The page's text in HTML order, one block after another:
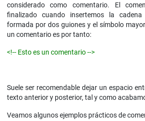
considerado como comentario. El
finalizado cuando insertemos la
formada por dos guiones y el símbolo
un comentario es por tanto:
<!-- Esto es un comentario -->
Suele ser recomendable dejar un espacio
texto anterior y posterior, tal y como
Veamos algunos ejemplos prácticos de